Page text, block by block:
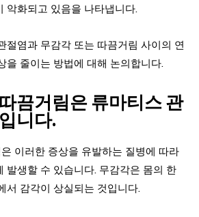
악화되고 있음을 나타냅니다.
절염과 무감각 또는 따끔거림 사이의 연
을 줄이는 방법에 대해 논의합니다.
끔거림은 류마티스 관
니다.
이러한 증상을 유발하는 질병에 따라
발생할 수 있습니다. 무감각은 몸의 한
서 감각이 상실되는 것입니다.